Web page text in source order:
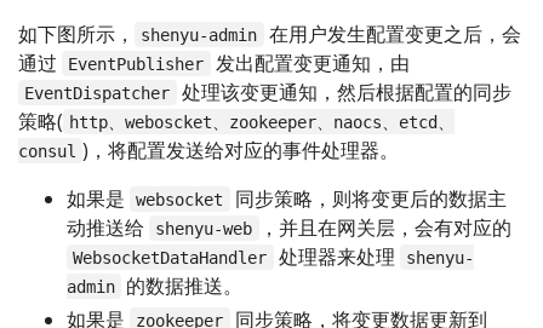
如下图所示，
shenyu-admin
在用户发生配置变更之后，会
通过
EventPublisher 发出配置变更通知，由
EventDispatcher
处理该变更通知，然后根据配置的同步
策略( http、weboscket、zookeeper、naocs、etcd、
consul )，将配置发送给对应的事件处理器。
如果是
websocket
同步策略，则将变更后的数据主
动推送给
shenyu-web ，并且在网关层，会有对应的
WebsocketDataHandler 处理器来处理
shenyu-
admin
的数据推送。
如果是
zookeeper 同步策略，将变更数据更新到